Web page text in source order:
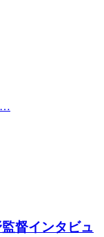
…
督インタビュ